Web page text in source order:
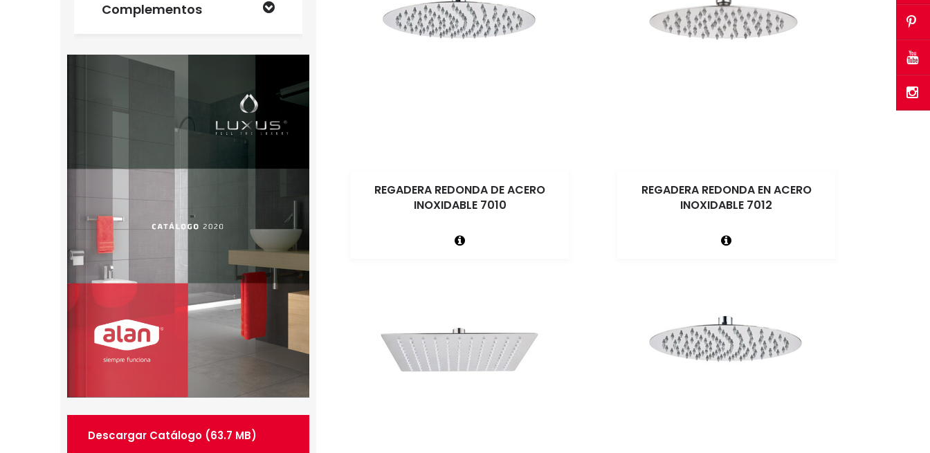
Complementos
Descargar Catálogo (63.7 MB)
REGADERA REDONDA DE ACERO
INOXIDABLE 7010
REGADERA REDONDA EN ACERO
INOXIDABLE 7012